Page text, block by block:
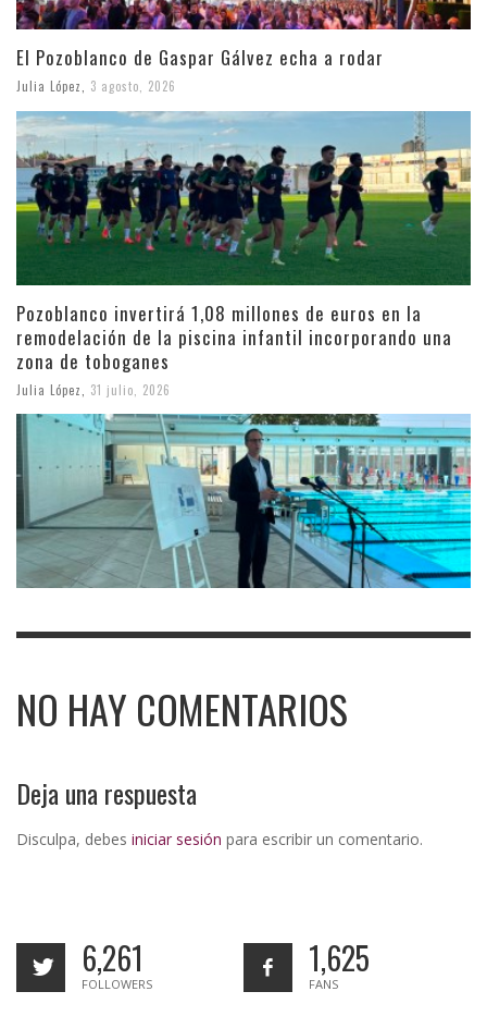
El Pozoblanco de Gaspar Gálvez echa a rodar
Julia López 3 agosto, 2026
Pozoblanco invertirá 1,08 millones de euros en la
remodelación de la piscina infantil incorporando una
zona de toboganes
Julia López 31 julio, 2026
NO HAY COMENTARIOS
Deja una respuesta
Disculpa, debes iniciar sesión para escribir un comentario.
6,261
FOLLOWERS
1,625
FANS